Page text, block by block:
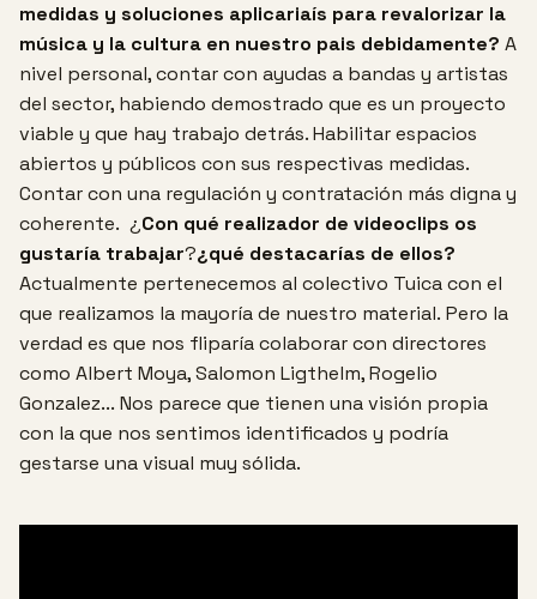
medidas y soluciones aplicariaís para revalorizar la
música y la cultura en nuestro pais debidamente? A
nivel personal, contar con ayudas a bandas y artistas
del sector, habiendo demostrado que es un proyecto
viable y que hay trabajo detrás. Habilitar espacios
abiertos y públicos con sus respectivas medidas.
Contar con una regulación y contratación más digna y
coherente. ¿Con qué realizador de videoclips os
gustaría trabajar?¿qué destacarías de ellos?
Actualmente pertenecemos al colectivo Tuica con el
que realizamos la mayoría de nuestro material. Pero la
verdad es que nos fliparía colaborar con directores
como Albert Moya, Salomon Ligthelm, Rogelio
Gonzalez... Nos parece que tienen una visión propia
con la que nos sentimos identificados y podría
gestarse una visual muy sólida.